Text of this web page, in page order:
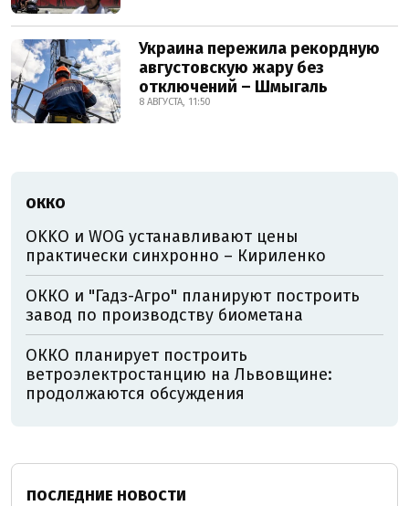
Украина пережила рекордную
августовскую жару без
отключений – Шмыгаль
8 АВГУСТА, 11:50
ОККО
OKKO и WOG устанавливают цены
практически синхронно – Кириленко
ОККО и "Гадз-Агро" планируют построить
завод по производству биометана
ОККО планирует построить
ветроэлектростанцию на Львовщине:
продолжаются обсуждения
ПОСЛЕДНИЕ НОВОСТИ